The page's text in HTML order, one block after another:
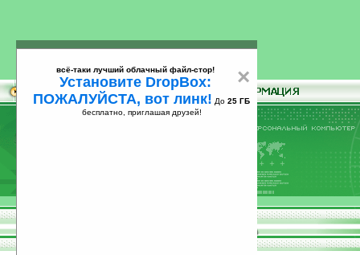
25
×
всё-таки лучший облачный файл-стор!
Установите DropBox:
ПОЖАЛУЙСТА, вот линк! До 25 ГБ
бесплатно, приглашая друзей!